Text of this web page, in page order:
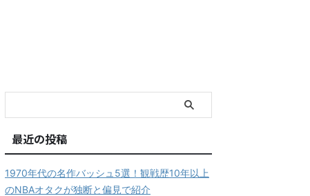
最近の投稿
1970年代の名作バッシュ5選！観戦歴10年以上
のNBAオタクが独断と偏見で紹介